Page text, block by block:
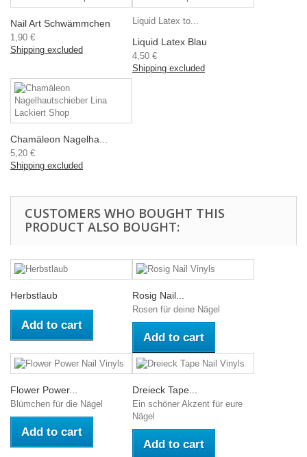
Nail Art Schwämmchen
1,90 €
Shipping excluded
Liquid Latex to...
Liquid Latex Blau
4,50 €
Shipping excluded
Chamäleon Nagelha...
5,20 €
Shipping excluded
CUSTOMERS WHO BOUGHT THIS
PRODUCT ALSO BOUGHT:
Herbstlaub
Add to cart
Rosig Nail...
Rosen für deine Nägel
Add to cart
Flower Power...
Blümchen für die Nägel
Add to cart
Dreieck Tape...
Ein schöner Akzent für eure
Nägel
Add to cart